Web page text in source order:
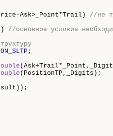
Ask> _Point*Trail) //не
) //основное условие
;
(Ask+Trail* _Point ,
(PositionTP, _Digits );